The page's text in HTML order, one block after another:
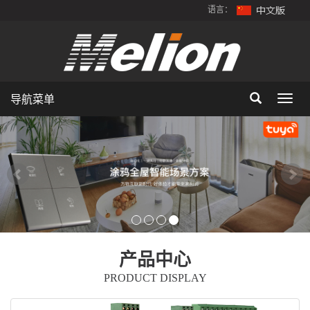
语言：
导航菜单
产品中心
PRODUCT DISPLAY